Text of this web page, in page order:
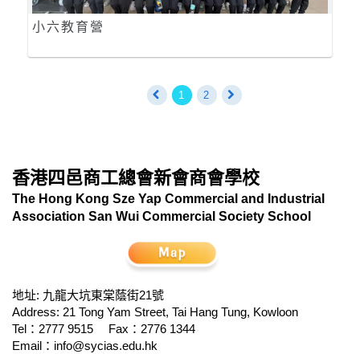
小六教育營
1 2
香港四邑商工總會新會商會學校
The Hong Kong Sze Yap Commercial and Industrial
Association San Wui Commercial Society School
地址: 九龍大坑東棠蔭街21號
Address: 21 Tong Yam Street, Tai Hang Tung, Kowloon
Tel：2777 9515
Fax：2776 1344
Email： info@sycias.edu.hk